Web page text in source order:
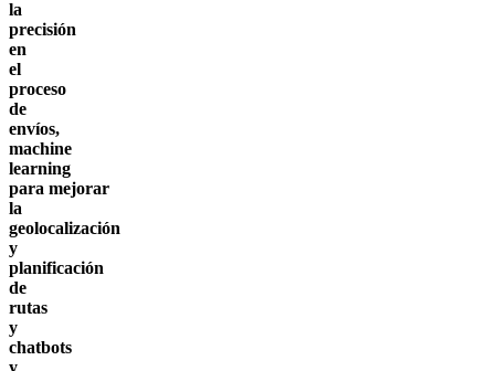
la
precisión
en
el
proceso
de
envíos,
machine
learning
para mejorar
la
geolocalización
y
planificación
de
rutas
y
chatbots